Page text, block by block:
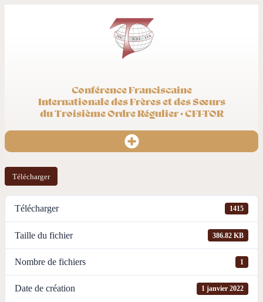
Conférence Franciscaine
Internationale des Frères et des Sœurs
du Troisième Ordre Régulier · CFI-TOR
Télécharger
Télécharger 1415
Taille du fichier 386.82 KB
Nombre de fichiers 1
Date de création 1 janvier 2022